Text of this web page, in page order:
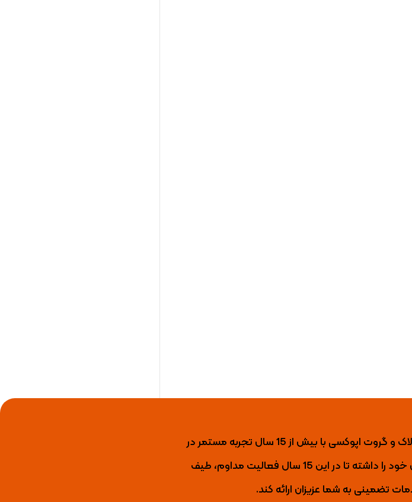
نانو اکریلیک تولید کننده برتر عایق رطوبتی، رنگ نما، رنگ و عایق استخری، انواع لاک و گروت اپوکسی با بیش از 15 سال تجربه مستمر در
را داشته تا
در این 15 سال فعالیت مداوم، طیف
تضمینی به شما عزیزان ارائه کند.